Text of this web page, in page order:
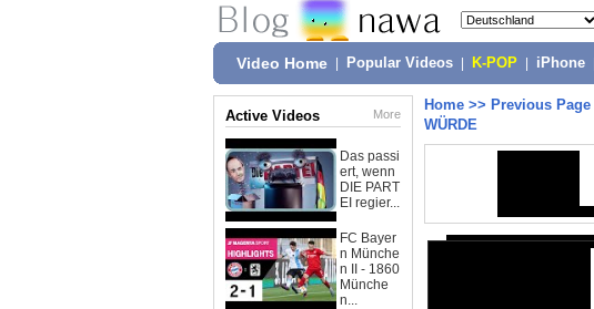
Video Home Popular Videos K-POP iPhone
Active Videos More
Das passi
ert, wenn
DIE PART
EI regier...
FC Bayer
n Münche
n II - 1860
Münche
n...
Home >> Previous Page
WÜRDE